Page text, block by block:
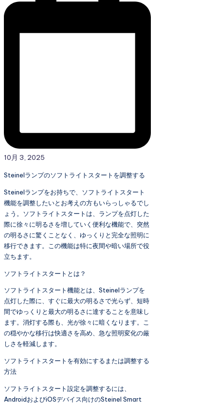
10月 3, 2025
Steinelランプのソフトライトスタートを調整する
Steinelランプをお持ちで、ソフトライトスタート
機能を調整したいとお考えの方もいらっしゃるでし
ょう。ソフトライトスタートは、ランプを点灯した
際に徐々に明るさを増していく便利な機能で、突然
の明るさに驚くことなく、ゆっくりと完全な照明に
移行できます。この機能は特に夜間や暗い場所で役
立ちます。
ソフトライトスタートとは？
ソフトライトスタート機能とは、Steinelランプを
点灯した際に、すぐに最大の明るさで光らず、短時
間でゆっくりと最大の明るさに達することを意味し
ます。消灯する際も、光が徐々に暗くなります。こ
の穏やかな移行は快適さを高め、急な照明変化の厳
しさを軽減します。
ソフトライトスタートを有効にするまたは調整する
方法
ソフトライトスタート設定を調整するには、
AndroidおよびiOSデバイス向けのSteinel Smart